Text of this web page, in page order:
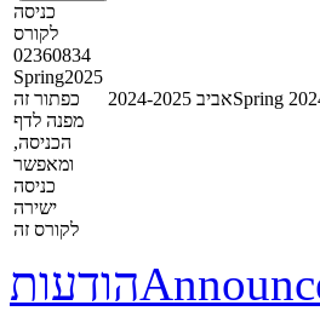
כניסה
לקורס
02360834
Spring2025
כפתור זה
מפנה לדף
הכניסה,
ומאפשר
כניסה
ישירה
לקורס זה
אביב 2024-2025Spring
הודעות